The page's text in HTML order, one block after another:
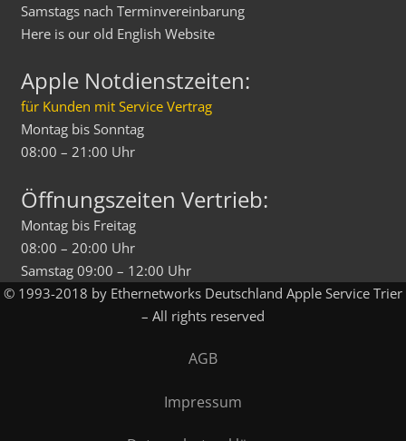
Samstags nach Terminvereinbarung
Here is our old English Website
Apple Notdienstzeiten:
für Kunden mit Service Vertrag
Montag bis Sonntag
08:00 – 21:00 Uhr
Öffnungszeiten Vertrieb:
Montag bis Freitag
08:00 – 20:00 Uhr
Samstag 09:00 – 12:00 Uhr
© 1993-2018 by Ethernetworks Deutschland Apple Service Trier
– All rights reserved
AGB
Impressum